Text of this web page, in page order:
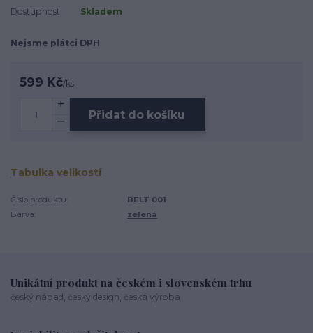
Dostupnost Skladem
Nejsme plátci DPH
599 Kč/ks
Přidat do košíku
Tabulka velikostí
Číslo produktu:
BELT 001
Barva:
zelená
Unikátní produkt na českém i slovenském trhu
český nápad, český design, česká výroba